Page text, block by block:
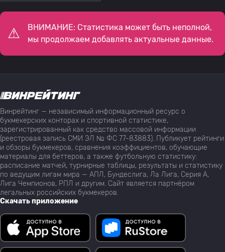
ВНИМАНИЕ: Статистика может быть неполной,
мы продолжаем добавлять актуальные данные.
Винрейтинг — независимый информационный ресурс о
букмекерских конторах и спортивной статистике,
зарегистрированный как средство массовой информации
(реестровая запись СМИ ЭЛ № ФС 77-83883). Публикует рейтинги
и обзоры букмекеров, сравнения коэффициентов, обучающие
материалы для беттеров, а также футбольную статистику:
расписание матчей, турнирные таблицы, результаты и статистику
по ведущим лигам мира — АПЛ, Бундеслига, Ла Лига, Серия А,
Лига Чемпионов, РПЛ и другим. Сайт является партнёром
легальных российских букмекеров.
Скачать приложение